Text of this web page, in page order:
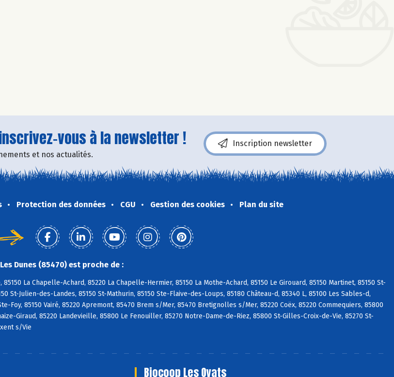
vous à la newsletter !
et nos actualités.
Inscription newsletter
Protection des données CGU Gestion des cookies Plan du site
Dunes (85470) est proche de :
La Chapelle-Achard, 85220 La Chapelle-Hermier, 85150 La Mothe-Achard, 85150 Le Girouard, 85150 Martinet, 85150 St-
St-Julien-des-Landes, 85150 St-Mathurin, 85150 Ste-Flaive-des-Loups, 85180 Château-d, 85340 L, 85100 Les Sables-d,
Foy, 85150 Vairé, 85220 Apremont, 85470 Brem s/Mer, 85470 Bretignolles s/Mer, 85220 Coëx, 85220 Commequiers, 85800
Giraud, 85220 Landevieille, 85800 Le Fenouiller, 85270 Notre-Dame-de-Riez, 85800 St-Gilles-Croix-de-Vie, 85270 St-
s/Vie
Biocoop Les Oyats